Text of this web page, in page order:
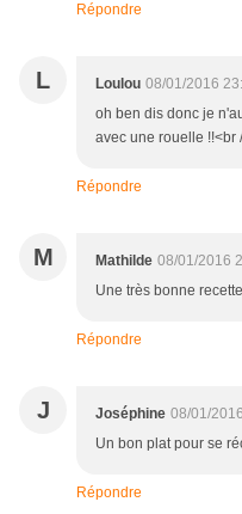
Répondre
L Loulou 08/01/2016
oh ben dis donc je
avec une rouelle !!<br
Répondre
M Mathilde 08/01/2016
Une très bonne
Répondre
J Joséphine 08/01/
Un bon plat pour se
Répondre